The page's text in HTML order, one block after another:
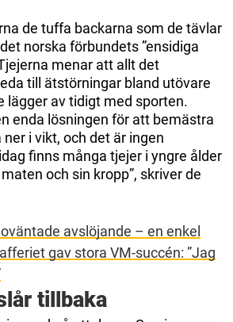
de tuffa backarna som de tävlar
norska förbundets ”ensidiga
menar att allt det
till ätstörningar bland utövare
lägger av tidigt med sporten.
enda lösningen för att bemästra
i vikt, och det är ingen
finns många tjejer i yngre ålder
och sin kropp”, skriver de
avslöjande – en enkel
gav stora VM-succén: ”Jag
tillbaka